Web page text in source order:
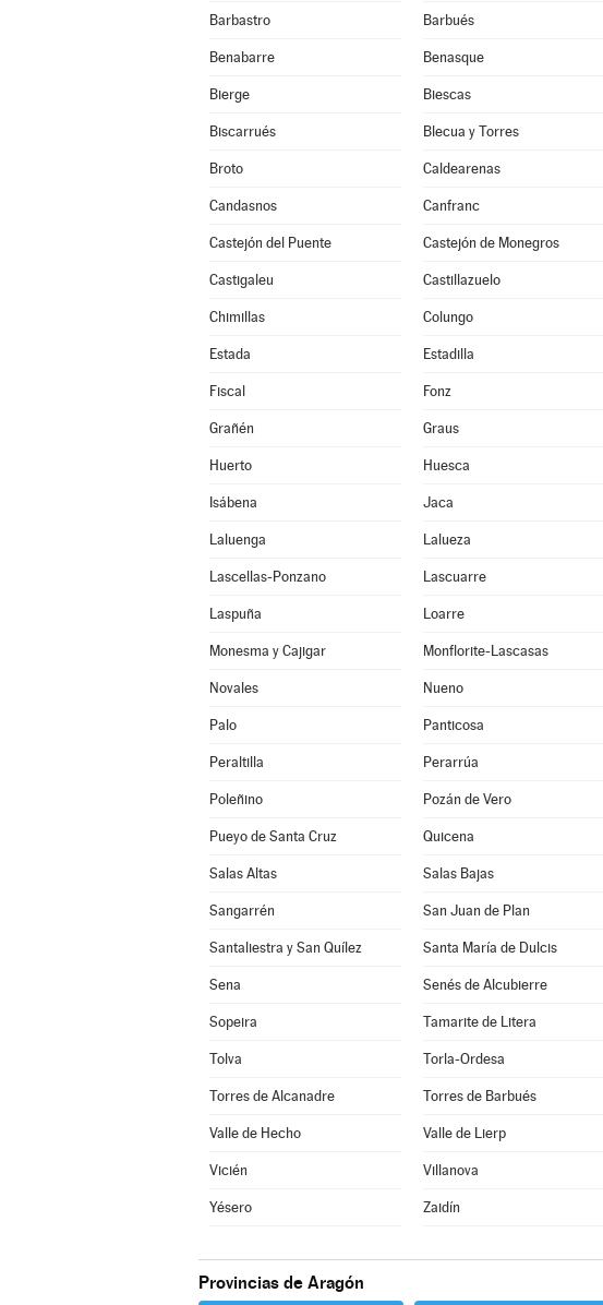
Barbastro Barbués
Benabarre Benasque
Bierge Biescas
Biscarrués Blecua y Torres
Broto Caldearenas
Candasnos Canfranc
Castejón del Puente Castejón de Monegros
Castigaleu Castillazuelo
Chimillas Colungo
Estada Estadilla
Fiscal Fonz
Grañén Graus
Huerto Huesca
Isábena Jaca
Laluenga Lalueza
Lascellas-Ponzano Lascuarre
Laspuña Loarre
Monesma y Cajigar Monflorite-Lascasas
Novales Nueno
Palo Panticosa
Peraltilla Perarrúa
Poleñino Pozán de Vero
Pueyo de Santa Cruz Quicena
Salas Altas Salas Bajas
Sangarrén San Juan de Plan
Santaliestra y San Quílez Santa María de Dulcis
Sena Senés de Alcubierre
Sopeira Tamarite de Litera
Tolva Torla-Ordesa
Torres de Alcanadre Torres de Barbués
Valle de Hecho Valle de Lierp
Vicién Villanova
Yésero Zaidín
Provincias de Aragón